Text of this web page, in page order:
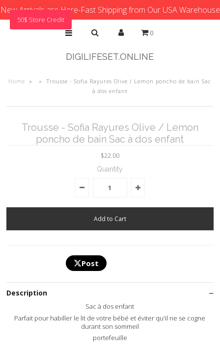
New Arrivals are Here-Fast Shipping from Our USA Warehouse
0
DIGILIFESET.ONLINE
Home » »
Trousse - Sofia Rayures Olive / Lemon poncho de bain Sac
à dos enfant
Trousse - Sofia Rayures Olive / Lemon
poncho de bain Sac à dos enfant
$22.00
Quantity
Post
Description
Sac à dos enfant
Parfait pour habiller le lit de votre bébé et éviter qu'il ne se cogne
durant son sommeil
portefeuille
50$ Store Credit